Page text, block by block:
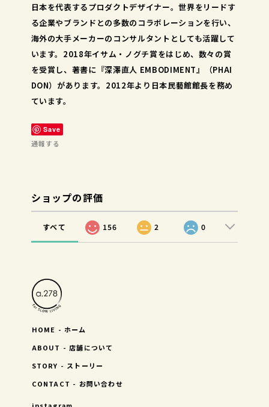
日本を代表するプロダクトデザイナー。世界をリードす
る企業やブランドとの多数のコラボレーションを行い、
海外の大手メーカーのコンサルタントとしても活躍して
います。2018年イサム・ノグチ賞をはじめ、数々の賞
を受賞し、著書に『深澤直人 EMBODIMENT』（PHAI
DON）があります。2012年より日本民藝館館長を務め
ています。
Save
通報する
ショップの評価
すべて 156 2 0
HOME - ホーム
ABOUT - 店舗について
STORY - ストーリー
CONTACT - お問い合わせ
instagram